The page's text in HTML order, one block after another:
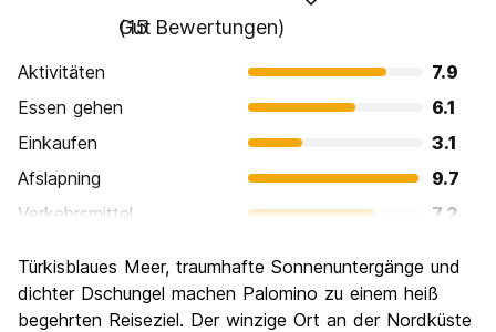
Gut
(15 Bewertungen)
Aktivitäten
7.9
Essen gehen
6.1
Einkaufen
3.1
Afslapning
9.7
Verkehrsmittel
7.2
Kultur
6.0
Nachtleben / Party
3.7
Türkisblaues Meer, traumhafte Sonnenuntergänge und
dichter Dschungel machen Palomino zu einem heiß
begehrten Reiseziel. Der winzige Ort an der Nordküste